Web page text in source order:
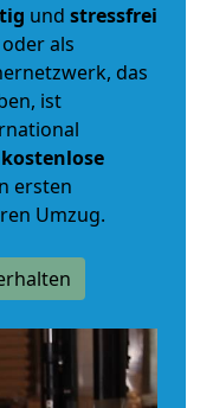
und stressfrei
oder als
das
ist
ersten
Umzug.